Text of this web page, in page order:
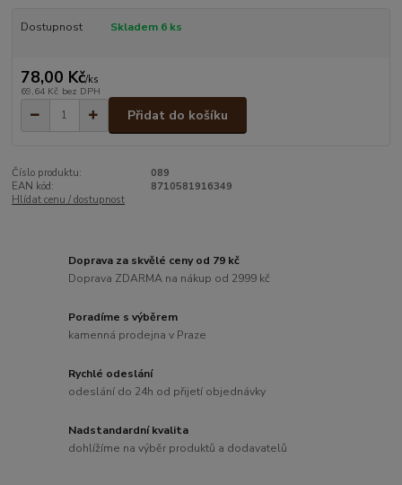
Dostupnost Skladem 6 ks
78,00 Kč/ks
69,64 Kč bez DPH
Přidat do košíku
Číslo produktu:
089
EAN kód:
8710581916349
Hlídat cenu / dostupnost
Doprava za skvělé ceny od 79 kč
Doprava ZDARMA na nákup od 2999 kč
Poradíme s výběrem
kamenná prodejna v Praze
Rychlé odeslání
odeslání do 24h od přijetí objednávky
Nadstandardní kvalita
dohlížíme na výběr produktů a dodavatelů